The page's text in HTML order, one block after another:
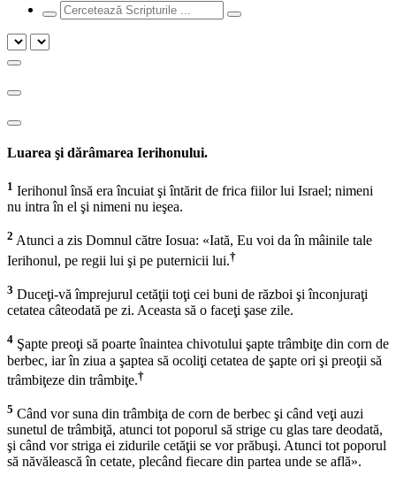
Luarea şi dărâmarea Ierihonului.
1 Ierihonul însă era încuiat şi întărit de frica fiilor lui Israel; nimeni
nu intra în el şi nimeni nu ieşea.
2 Atunci a zis Domnul către Iosua: «Iată, Eu voi da în mâinile tale
Ierihonul, pe regii lui şi pe puternicii lui.†
3 Duceţi-vă împrejurul cetăţii toţi cei buni de război şi înconjuraţi
cetatea câteodată pe zi. Aceasta să o faceţi şase zile.
4 Şapte preoţi să poarte înaintea chivotului şapte trâmbiţe din corn de
berbec, iar în ziua a şaptea să ocoliţi cetatea de şapte ori şi preoţii să
trâmbiţeze din trâmbiţe.†
5 Când vor suna din trâmbiţa de corn de berbec şi când veţi auzi
sunetul de trâmbiţă, atunci tot poporul să strige cu glas tare deodată,
şi când vor striga ei zidurile cetăţii se vor prăbuşi. Atunci tot poporul
să năvălească în cetate, plecând fiecare din partea unde se află».